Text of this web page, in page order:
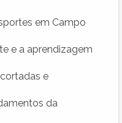
em Campo
e a aprendizagem
e
da